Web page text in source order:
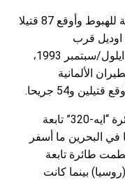
ووقع الحادث الثالث أثناء محاولة فاشلة للهبوط وأوقع 87 قتيلا
1992 في سانت اوديل قرب
ستراسبورغ في شرق فرنسا. وفي 14 ايلول/سبتمبر 1993،
الألمانية
و54 جريحا.
وفي آب/أغسطس 2000، تحطمت طائرة “ايه-320” تابعة
في البحرين ما أسفر
وفي أيار/مايو 2006، تحطمت طائرة تابعة
بينما كانت